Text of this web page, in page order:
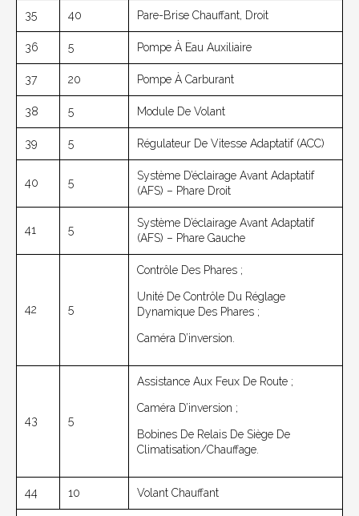
35 40 Pare-Brise Chauffant, Droit
36 5 Pompe À Eau Auxiliaire
37 20 Pompe À Carburant
38 5 Module De Volant
39 5 Régulateur De Vitesse Adaptatif (ACC)
40 5
Système D’éclairage Avant Adaptatif
(AFS) – Phare Droit
41 5
Système D’éclairage Avant Adaptatif
(AFS) – Phare Gauche
42 5
Contrôle Des Phares ;
Unité De Contrôle Du Réglage
Dynamique Des Phares ;
Caméra D’inversion.
43 5
Assistance Aux Feux De Route ;
Caméra D’inversion ;
Bobines De Relais De Siège De
Climatisation/chauffage.
44 10 Volant Chauffant